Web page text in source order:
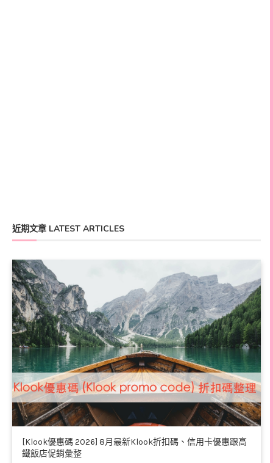
近期文章 LATEST ARTICLES
[Klook優惠碼 2026] 8月最新Klook折扣碼、信用卡優惠跟高
鐵飯店促銷彙整